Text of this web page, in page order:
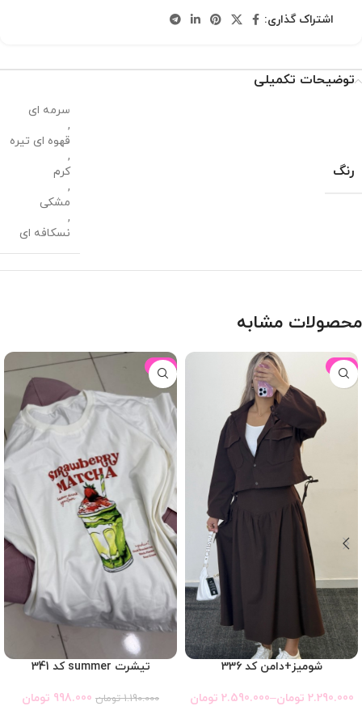
اشتراک گذاری:
توضیحات تکمیلی
رنگ
سرمه ای
,
قهوه ای تیره
,
کرم
,
مشکی
,
نسکافه ای
محصولات مشابه
-12%
شومیز+دامن کد 336
2.290.000 تومان–
2.590.000 تومان
-16%
تیشرت summer کد 341
1.190.000 تومان 998.000 تومان